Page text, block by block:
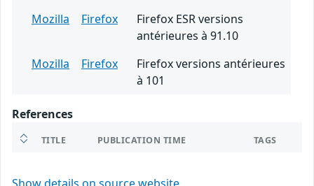
Mozilla
Firefox
Firefox ESR versions
antérieures à 91.10
Mozilla
Firefox
Firefox versions antérieures
à 101
References
TITLE PUBLICATION TIME TAGS